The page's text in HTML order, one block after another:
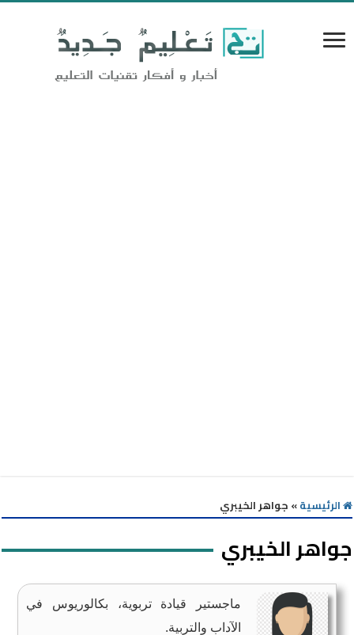
الرئيسية» جواهر الخيبري
جواهر الخيبري
ماجستير قيادة تربوية، بكالوريوس في
الآداب والتربية.